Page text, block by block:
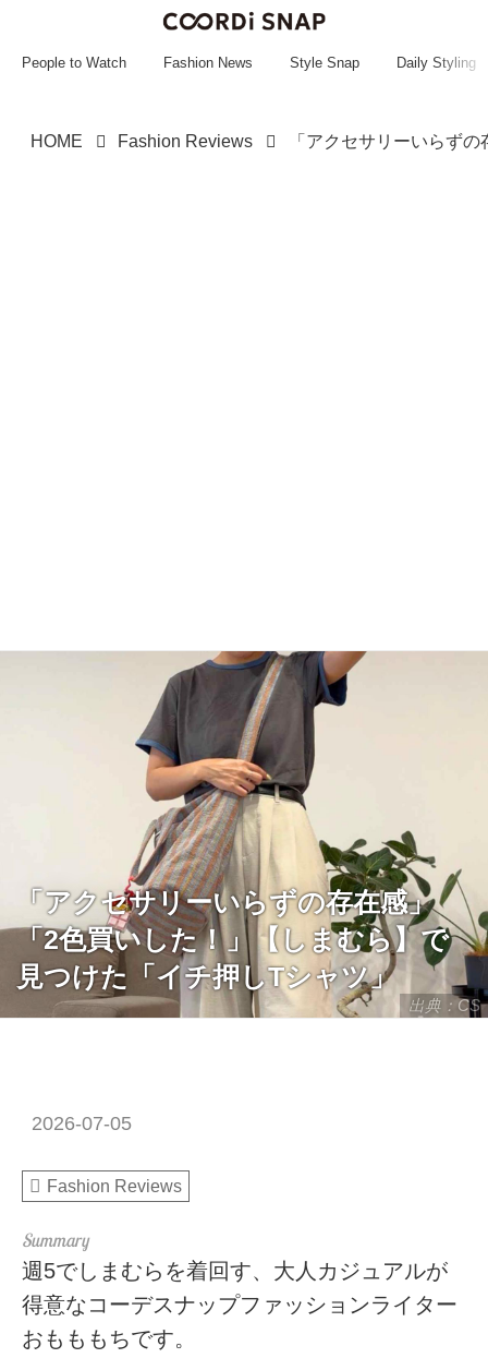
~~~~~~~~~~~
People to Watch Fashion News Style Snap Daily Styling
HOME Fashion Reviews
出典：CS
「アクセサリーいらずの存在感」
「2色買いした！」【しまむら】で
見つけた「イチ押しTシャツ」
2026-07-05
Fashion Reviews
週5でしまむらを着回す、大人カジュアルが
得意なコーデスナップファッションライター
おもももちです。